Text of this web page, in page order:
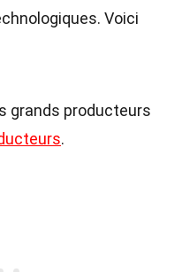
Voici
grands producteurs
.